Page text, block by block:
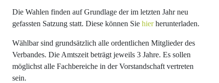
Die Wahlen finden auf Grundlage der im letzten Jahr neu
gefassten Satzung statt. Diese können Sie hierherunterladen.
Wählbar sind grundsätzlich alle ordentlichen Mitglieder des
Verbandes. Die Amtszeit beträgt jeweils 3 Jahre. Es sollen
möglichst alle Fachbereiche in der Vorstandschaft vertreten
sein.